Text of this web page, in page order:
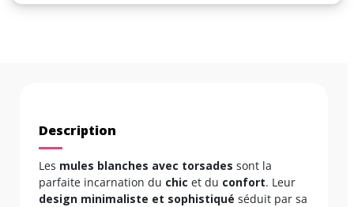
Description
Les mules blanches avec torsades sont la
parfaite incarnation du chic et du confort. Leur
design minimaliste et sophistiqué séduit par sa